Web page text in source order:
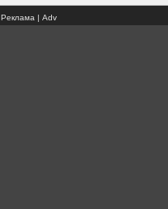
Реклама | Adv